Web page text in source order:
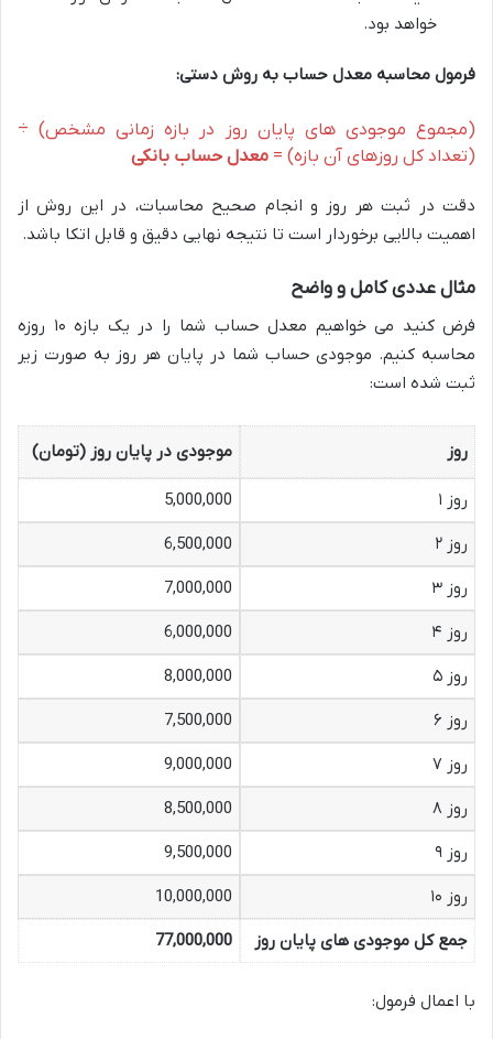
خواهد بود.
فرمول محاسبه معدل حساب به روش دستی:
(مجموع موجودی های پایان روز در بازه زمانی مشخص) ÷
(تعداد کل روزهای آن بازه) = معدل حساب بانکی
دقت در ثبت هر روز و انجام صحیح محاسبات، در این روش از
اهمیت بالایی برخوردار است تا نتیجه نهایی دقیق و قابل اتکا باشد.
مثال عددی کامل و واضح
فرض کنید می خواهیم معدل حساب شما را در یک بازه ۱۰ روزه
محاسبه کنیم. موجودی حساب شما در پایان هر روز به صورت زیر
ثبت شده است:
روز موجودی در پایان روز (تومان)
روز ۱
5,000,000
روز ۲
6,500,000
روز ۳
7,000,000
روز ۴
6,000,000
روز ۵
8,000,000
روز ۶
7,500,000
روز ۷
9,000,000
روز ۸
8,500,000
روز ۹
9,500,000
روز ۱۰
10,000,000
جمع کل موجودی های پایان روز
77,000,000
با اعمال فرمول: